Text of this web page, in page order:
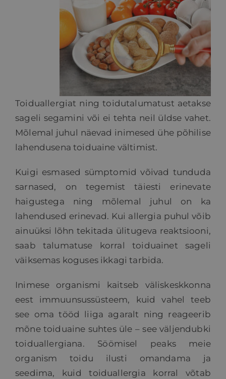
KONTAKT
Toiduallergiat ning toidutalumatust aetakse
sageli segamini või ei tehta neil üldse vahet.
Mõlemal juhul näevad inimesed ühe põhilise
lahendusena toiduaine vältimist.
Kuigi esmased sümptomid võivad tunduda
sarnased, on tegemist täiesti erinevate
haigustega ning mõlemal juhul on ka
lahendused erinevad. Kui allergia puhul võib
ainuüksi lõhn tekitada ülitugeva reaktsiooni,
saab talumatuse korral toiduainet sageli
väiksemas koguses ikkagi tarbida.
Inimese organismi kaitseb väliskeskkonna
eest immuunsussüsteem, kuid vahel teeb
see oma tööd liiga agaralt ning reageerib
mõne toiduaine suhtes üle – see väljendubki
toiduallergiana. Söömisel peaks meie
organism toidu ilusti omandama ja
seedima, kuid toiduallergia korral võtab